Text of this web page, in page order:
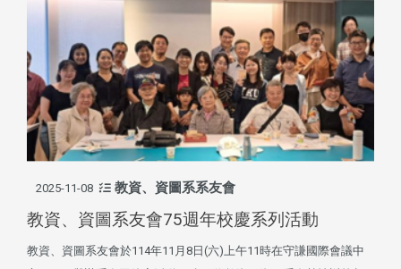
2025-11-08 教資、資圖系系友會
教資、資圖系友會75週年校慶系列活動
教資、資圖系友會於114年11月8日(六)上午11時在守謙國際會議中